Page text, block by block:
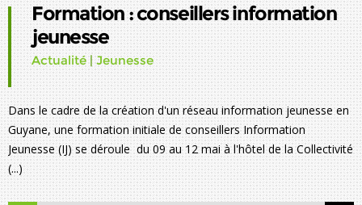
Formation : conseillers information
jeunesse
Actualité | Jeunesse
Dans le cadre de la création d'un réseau information jeunesse en
Guyane, une formation initiale de conseillers Information
Jeunesse (IJ) se déroule du 09 au 12 mai à l'hôtel de la Collectivité
(...)